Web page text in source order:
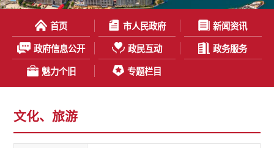
首页 市人民政府 新闻资讯
政府信息公开 政民互动 政务服务
魅力个旧 专题栏目
文化、旅游